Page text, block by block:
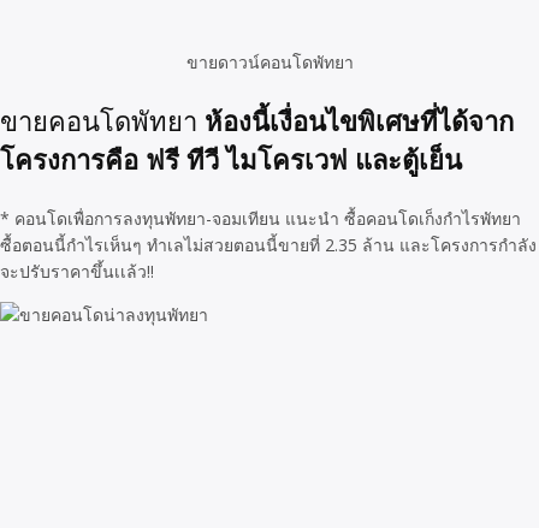
ขายดาวน์คอนโดพัทยา
ขายคอนโดพัทยา ห้องนี้เงื่อนไขพิเศษที่ได้จาก
โครงการคือ ฟรี ทีวี ไมโครเวฟ และตู้เย็น
* คอนโดเพื่อการลงทุนพัทยา-จอมเทียน แนะนำ ซื้อคอนโดเก็งกำไรพัทยา
ซื้อตอนนี้กำไรเห็นๆ ทำเลไม่สวยตอนนี้ขายที่ 2.35 ล้าน และโครงการกำลัง
จะปรับราคาขึ้นเเล้ว!!